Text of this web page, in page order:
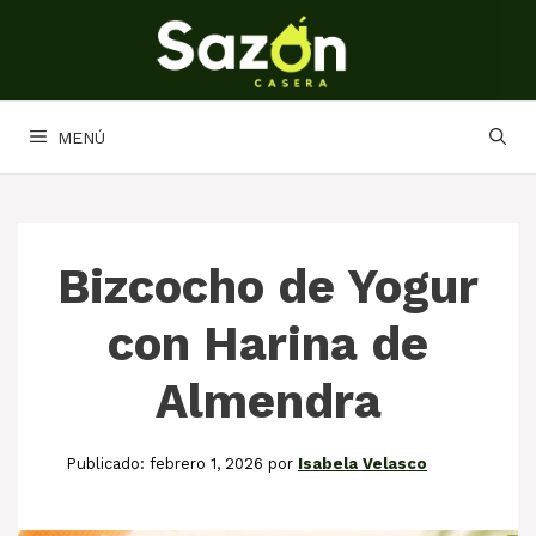
MENÚ
Bizcocho de Yogur
con Harina de
Almendra
febrero 1, 2026 por Isabela Velasco